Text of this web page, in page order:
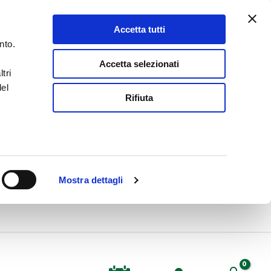
Mostra dettagli
Accetta tutti
Accetta selezionati
Rifiuta